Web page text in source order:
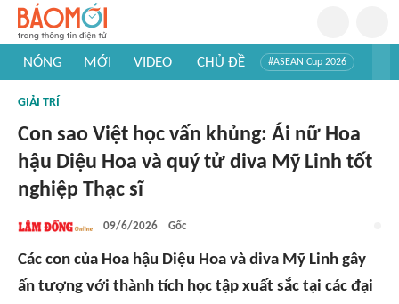
NÓNG MỚI VIDEO CHỦ ĐỀ #ASEAN Cup 2026
#Khám phá thế giới
GIẢI TRÍ
Con sao Việt học vấn khủng: Ái nữ Hoa
hậu Diệu Hoa và quý tử diva Mỹ Linh tốt
nghiệp Thạc sĩ
09/6/2026 Gốc
Các con của Hoa hậu Diệu Hoa và diva Mỹ Linh gây
ấn tượng với thành tích học tập xuất sắc tại các đại